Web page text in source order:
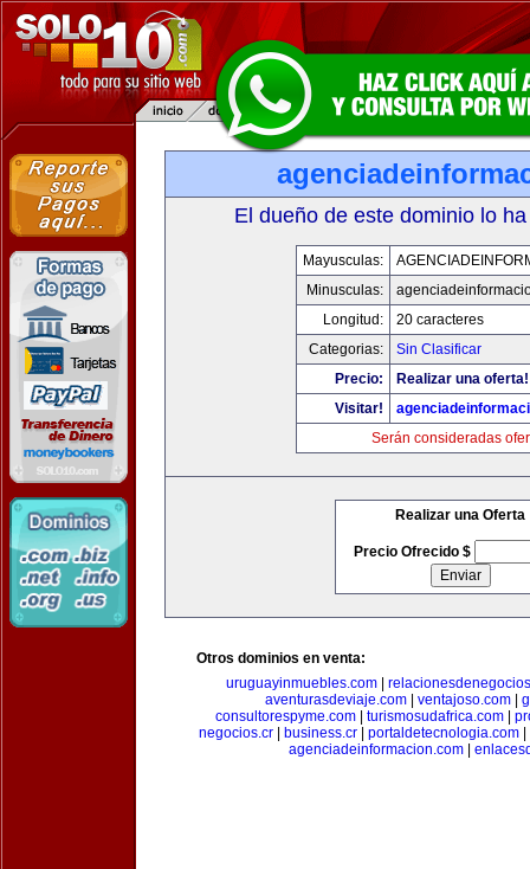
El dueño de este dominio lo
Mayusculas:
Minusculas:
Longitud:
20 caracteres
Categorias:
Sin Clasificar
Precio:
Realizar una oferta!
Visitar!
Serán consideradas
Realizar una Oferta
Precio Ofrecido $
Otros dominios en venta:
uruguayinmuebles.com|
aventurasdeviaje.com| ventajoso.com|
consultorespyme.com| turismosudafrica.com|
negocios.cr
business.cr portaldetecnologia.com
agenciadeinformacion.com